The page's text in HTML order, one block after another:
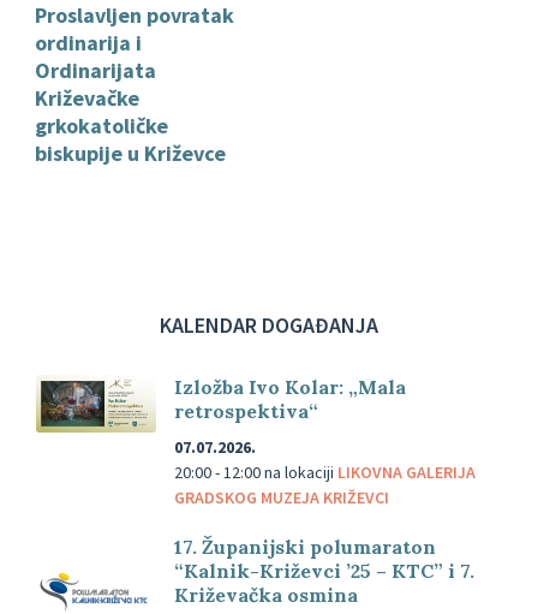
Proslavljen povratak
ordinarija i
Ordinarijata
Križevačke
grkokatoličke
biskupije u Križevce
KALENDAR DOGAĐANJA
Izložba Ivo Kolar: „Mala
retrospektiva“
07.07.2026.
20:00 - 12:00na lokaciji LIKOVNA GALERIJA
GRADSKOG MUZEJA KRIŽEVCI
17. Županijski polumaraton
“Kalnik-Križevci ’25 – KTC” i 7.
Križevačka osmina